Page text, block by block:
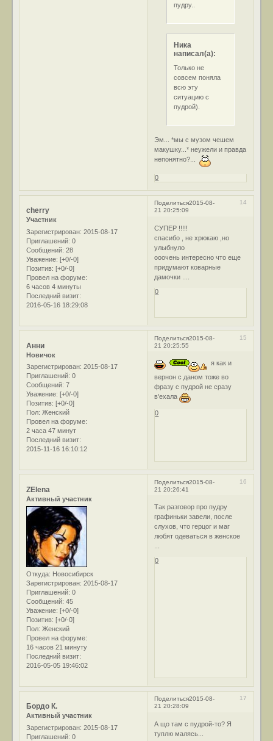
пудру..
Ника
написал(а):
Только не
совсем поняла
всю эту
ситуацию с
пудрой).
Эм... *мы с музом чешем
макушку...* неужели и правда
непонятно?...
0
Поделиться 14
2015-08-
21 20:25:09
cherry
Участник
Зарегистрирован: 2015-08-17
Приглашений: 0
Сообщений: 28
Уважение: [+0/-0]
Позитив: [+0/-0]
Провел на форуме:
6 часов 4 минуты
Последний визит:
2016-05-16 18:29:08
СУПЕР !!!!!
спасибо , не хрюкаю ,но
улыбнуло
ооочень интересно что еще
придумают коварные
дамочки ....
0
Поделиться 15
2015-08-
21 20:25:55
Анни
Новичок
Зарегистрирован: 2015-08-17
Приглашений: 0
Сообщений: 7
Уважение: [+0/-0]
Позитив: [+0/-0]
Пол: Женский
Провел на форуме:
2 часа 47 минут
Последний визит:
2015-11-16 16:10:12
я как и
вернон с даном тоже во
фразу с пудрой не сразу
в'ехала
0
Поделиться 16
2015-08-
21 20:26:41
ZElena
Активный участник
Откуда: Новосибирск
Зарегистрирован: 2015-08-17
Приглашений: 0
Сообщений: 45
Уважение: [+0/-0]
Позитив: [+0/-0]
Пол: Женский
Провел на форуме:
16 часов 21 минуту
Последний визит:
2016-05-05 19:46:02
Так разговор про пудру
графиньки завели, после
слухов, что герцог и маг
любят одеваться в женское
...
0
Поделиться 17
2015-08-
21 20:28:09
Бордо К.
Активный участник
Зарегистрирован: 2015-08-17
Приглашений: 0
А що там с пудрой-то? Я
туплю малясь...